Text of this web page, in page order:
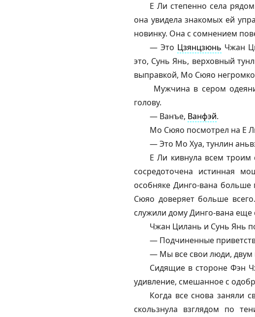
Е Ли степенно села
она увидела знакомых ей
новинку. Она с сомнением
— Это Цзянцзюнь Чжан
это, Сунь Янь, верховный
выправкой, Мо Сюяо
Мужчина в сером
голову.
— Ванъе, Ванфэй.
Мо Сюяо посмотрел на Е
— Это Мо Хуа, тунлин
Е Ли кивнула всем
сосредоточена истинная
особняке Динго-вана
Сюяо доверяет больше
служили дому Динго-вана
Чжан Цилань и Сунь Янь
— Подчиненные
— Мы все свои люди, двум
Сидящие в стороне Фэн
удивление, смешанное с
Когда все снова заняли
скользнула взглядом по